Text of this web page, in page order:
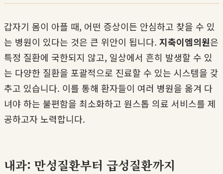
갑자기 몸이 아플 때, 어떤 증상이든 안심하고 찾을 수 있
는 병원이 있다는 것은 큰 위안이 됩니다. 지축이엠의원은
특정 질환에 국한되지 않고, 일상에서 흔히 발생할 수 있
는 다양한 질환을 포괄적으로 진료할 수 있는 시스템을 갖
추고 있습니다. 이를 통해 환자들이 여러 병원을 옮겨 다
녀야 하는 불편함을 최소화하고 원스톱 의료 서비스를 제
공하고자 노력합니다.
내과: 만성질환부터 급성질환까지